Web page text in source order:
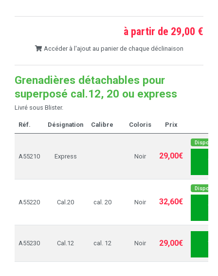
à partir de 29,00 €
Accéder à l'ajout au panier de chaque déclinaison
Grenadières détachables pour
superposé cal.12, 20 ou express
Livré sous Blister.
Réf. Désignation Calibre Coloris Prix
A55210 Express Noir 29,00€
Dispo
A55220 Cal.20 cal. 20 Noir 32,60€
Dispo
A55230 Cal.12 cal. 12 Noir 29,00€